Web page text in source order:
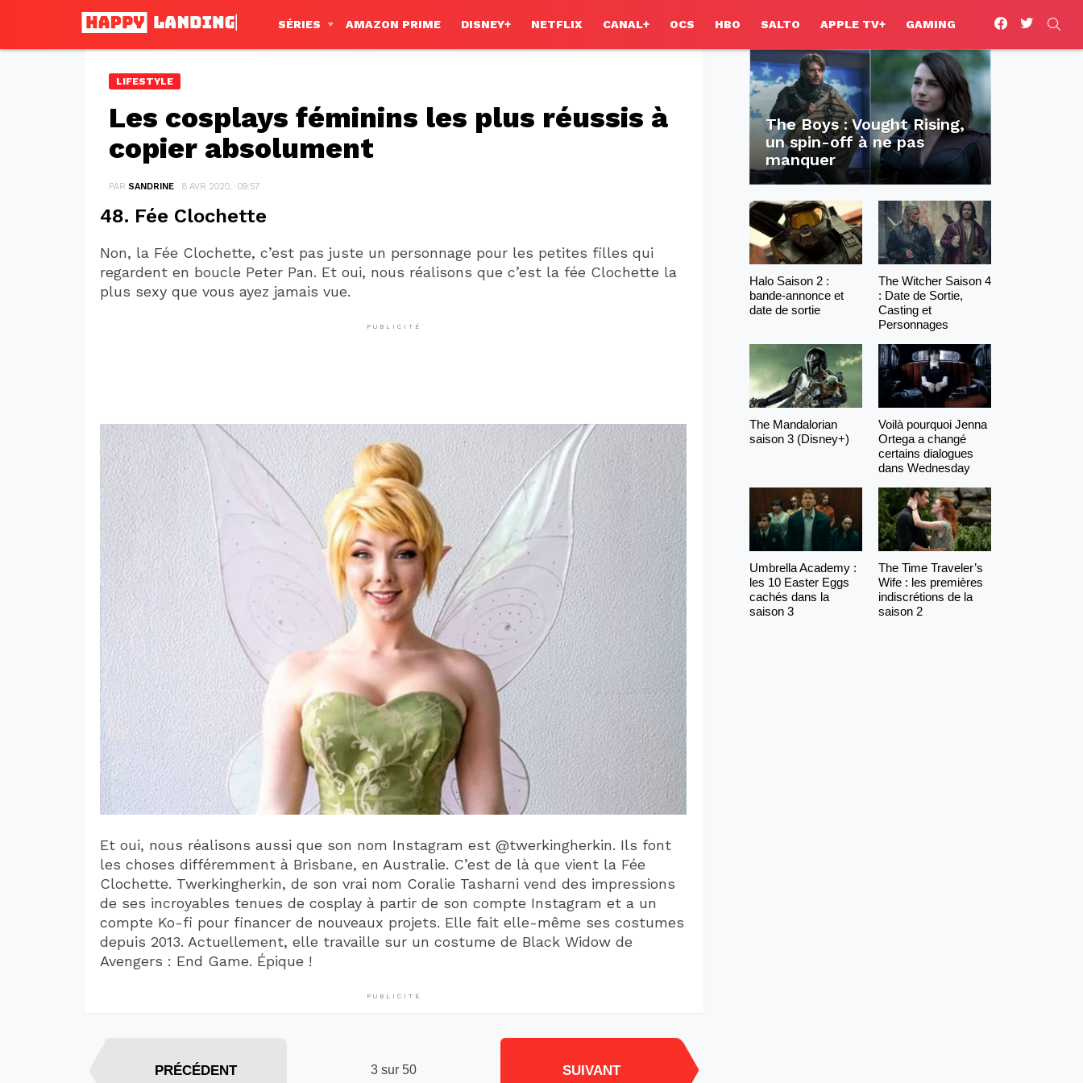
SÉRIES AMAZON PRIME DISNEY+ NETFLIX CANAL+ OCS HBO SALTO APPLE TV+ GAMING
facebooktwitter
LIFESTYLE
Les cosplays féminins les plus réussis à
copier absolument
PAR SANDRINE 8 AVR 2020, · 09:57
48. Fée Clochette
Non, la Fée Clochette, c’est pas juste un personnage pour les petites filles qui
regardent en boucle Peter Pan. Et oui, nous réalisons que c’est la fée Clochette la
plus sexy que vous ayez jamais vue.
PUBLICITÉ
Et oui, nous réalisons aussi que son nom Instagram est @twerkingherkin. Ils font
les choses différemment à Brisbane, en Australie. C’est de là que vient la Fée
Clochette. Twerkingherkin, de son vrai nom Coralie Tasharni vend des impressions
de ses incroyables tenues de cosplay à partir de son compte Instagram et a un
compte Ko-fi pour financer de nouveaux projets. Elle fait elle-même ses costumes
depuis 2013. Actuellement, elle travaille sur un costume de Black Widow de
Avengers : End Game. Épique !
PUBLICITÉ
3 sur 50
PRÉCÉDENT SUIVANT
The Boys : Vought Rising,
un spin-off à ne pas
manquer
Halo Saison 2 :
bande-annonce et
date de sortie
The Witcher Saison 4
: Date de Sortie,
Casting et
Personnages
The Mandalorian
saison 3 (Disney+)
Voilà pourquoi Jenna
Ortega a changé
certains dialogues
dans Wednesday
Umbrella Academy :
les 10 Easter Eggs
cachés dans la
saison 3
The Time Traveler’s
Wife : les premières
indiscrétions de la
saison 2